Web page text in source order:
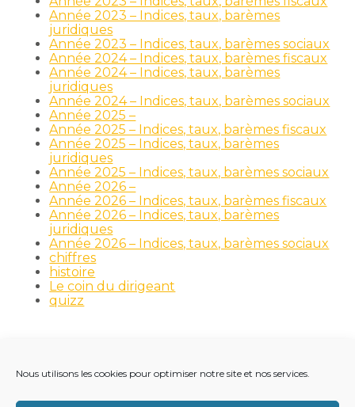
Nous utilisons les cookies pour optimiser notre site et nos services.
Année 2023 – Indices, taux, barèmes
juridiques
Année 2023 – Indices, taux, barèmes sociaux
Année 2024 – Indices, taux, barèmes fiscaux
Année 2024 – Indices, taux, barèmes
juridiques
Année 2024 – Indices, taux, barèmes sociaux
Année 2025 –
Année 2025 – Indices, taux, barèmes fiscaux
Année 2025 – Indices, taux, barèmes
juridiques
Année 2025 – Indices, taux, barèmes sociaux
Année 2026 –
Année 2026 – Indices, taux, barèmes fiscaux
Année 2026 – Indices, taux, barèmes
juridiques
Année 2026 – Indices, taux, barèmes sociaux
chiffres
histoire
Le coin du dirigeant
quizz
Principale